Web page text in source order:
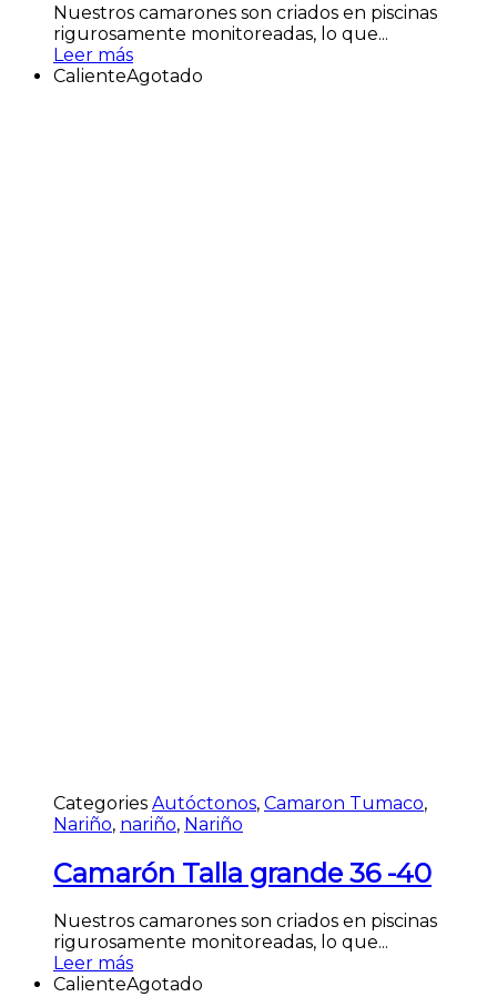
Nuestros camarones son criados en piscinas
rigurosamente monitoreadas, lo que...
Leer más
CalienteAgotado
Categories Autóctonos, Camaron Tumaco,
Nariño, nariño, Nariño
Camarón Talla grande 36 -40
Nuestros camarones son criados en piscinas
rigurosamente monitoreadas, lo que...
Leer más
CalienteAgotado